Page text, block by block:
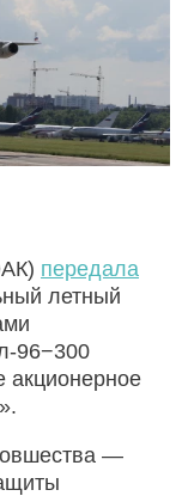
передала
летный
96−300
акционерное
—